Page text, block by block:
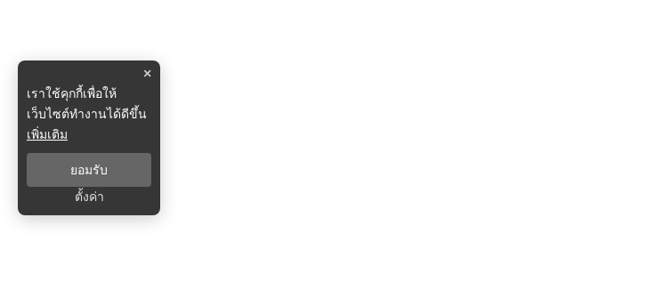
×
เราใช้คุกกี้เพื่อให้
เว็บไซต์ทำงานได้ดีขึ้น
เพิ่มเติม
ยอมรับ
ตั้งค่า